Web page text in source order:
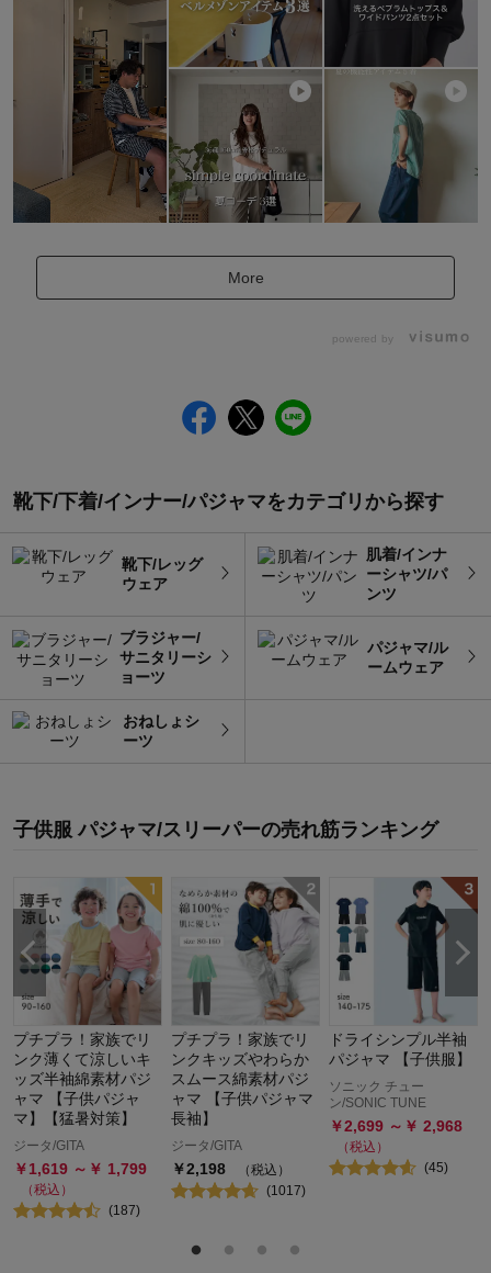
More
powered by
靴下/下着/インナー/パジャマをカテゴリから探す
靴下/レッグ
ウェア
肌着/インナ
ーシャツ/パ
ンツ
ブラジャー/
サニタリーシ
ョーツ
パジャマ/ル
ームウェア
おねしょシ
ーツ
子供服 パジャマ/スリーパーの売れ筋ランキング
プチプラ！家族でリ
ンク薄くて涼しいキ
ッズ半袖綿素材パジ
ャマ 【子供パジャ
マ】【猛暑対策】
ジータ/GITA
￥1,619 ～￥ 1,799
（税込）
(187)
プチプラ！家族でリ
ンクキッズやわらか
スムース綿素材パジ
ャマ 【子供パジャマ
長袖】
ジータ/GITA
￥2,198
（税込）
(1017)
ドライシンプル半袖
パジャマ 【子供服】
ソニック チュー
ン/SONIC TUNE
￥2,699 ～￥ 2,968
（税込）
(45)